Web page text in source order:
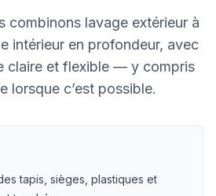
combinons lavage extérieur à
intérieur en profondeur, avec
claire et flexible — y compris
lorsque c’est possible.
tapis, sièges, plastiques et